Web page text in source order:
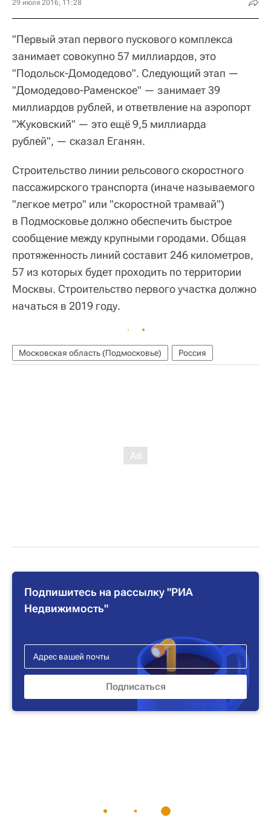
29 июля 2016, 11:28
"Первый этап первого пускового комплекса
занимает совокупно 57 миллиардов, это
"Подольск-Домодедово". Следующий этап —
"Домодедово-Раменское" — занимает 39
миллиардов рублей, и ответвление на аэропорт
"Жуковский" — это ещё 9,5 миллиарда
рублей", — сказал Еганян.
Строительство линии рельсового скоростного
пассажирского транспорта (иначе называемого
"легкое метро" или "скоростной трамвай")
в Подмосковье должно обеспечить быстрое
сообщение между крупными городами. Общая
протяженность линий составит 246 километров,
57 из которых будет проходить по территории
Москвы. Строительство первого участка должно
начаться в 2019 году.
Московская область (Подмосковье) Россия
Подпишитесь на рассылку "РИА
Недвижимость"